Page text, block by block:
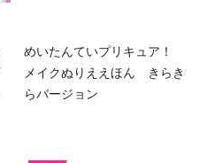
めいたんていプリキュア！
メイクぬりええほん きらき
らバージョン